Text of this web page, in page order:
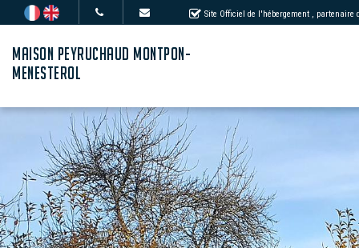
Site Officiel de l'hébergement , partenaire
MAISON PEYRUCHAUD MONTPON-
MENESTEROL